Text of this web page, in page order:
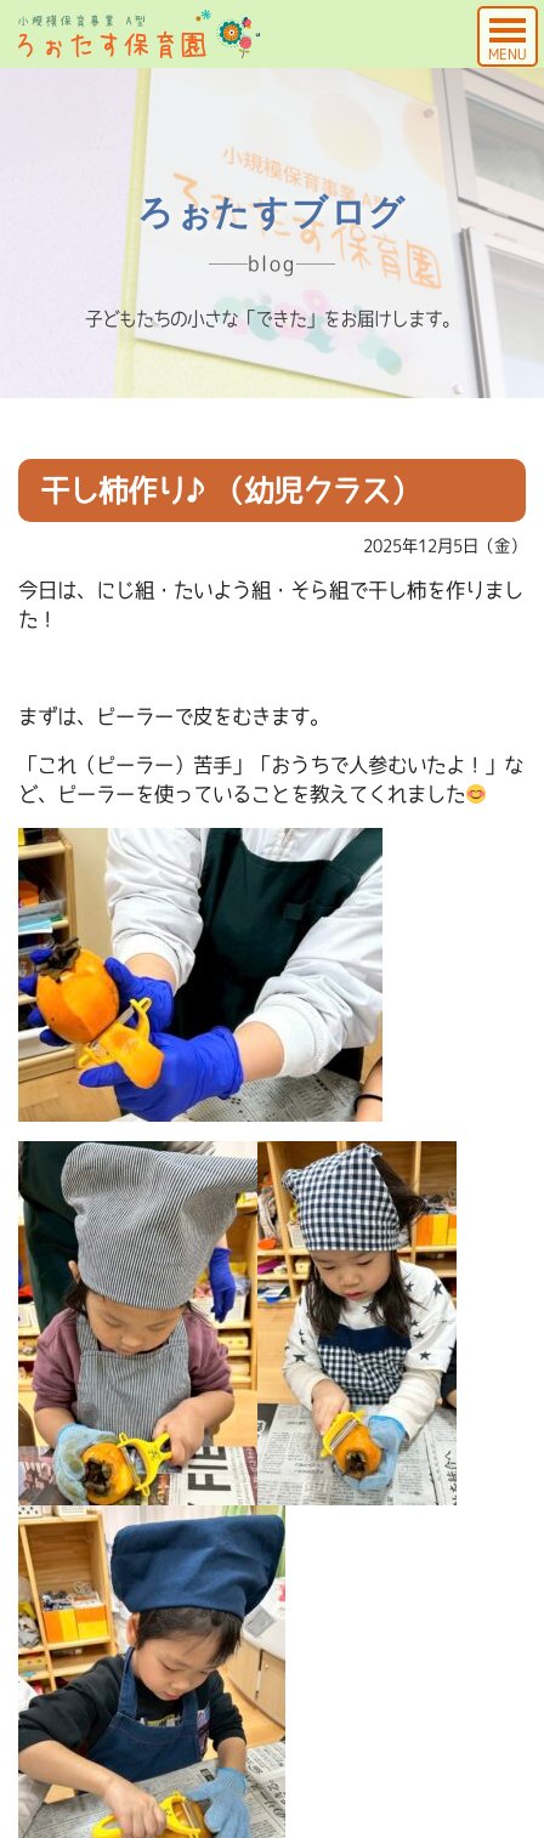
MENU
ろぉたすブログ
blog
子どもたちの小さな「できた」をお届けします。
干し柿作り♪（幼児クラス）
2025年12月5日（金）
今日は、にじ組・たいよう組・そら組で干し柿を作りまし
た！
まずは、ピーラーで皮をむきます。
「これ（ピーラー）苦手」「おうちで人参むいたよ！」な
ど、ピーラーを使っていることを教えてくれました